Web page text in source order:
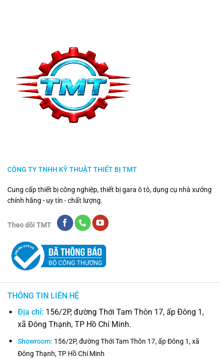
CÔNG TY TNHH KỸ THUẬT THIẾT BỊ TMT
Cung cấp thiết bị công nghiệp, thiết bị gara ô tô, dụng cụ nhà xưởng
chính hãng - uy tín - chất lượng.
Theo dõi TMT
THÔNG TIN LIÊN HỆ
Địa chỉ: 156/2P, đường Thới Tam Thôn 17, ấp Đông 1,
xã Đông Thạnh, TP Hồ Chí Minh.
Showroom: 156/2P, đường Thới Tam Thôn 17, ấp Đông 1, xã
Đông Thạnh, TP Hồ Chí Minh